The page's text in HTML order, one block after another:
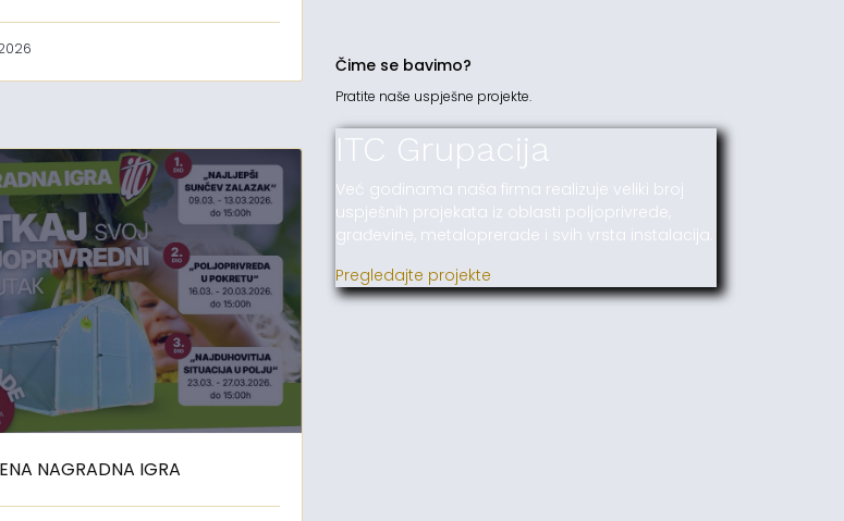
NAGRADNA IGRA
Čime se bavimo?
Pratite naše uspješne projekte.
ITC Grupacija
Već godinama naša firma realizuje veliki broj
uspješnih projekata iz oblasti poljoprivrede,
građevine, metaloprerade i svih vrsta instalacija.
Pregledajte projekte